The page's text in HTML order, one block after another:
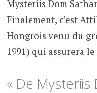
Mysteriis Dom
Finalement, c’est
Hongrois venu du
1991) qui assurera
« De Mysteriis